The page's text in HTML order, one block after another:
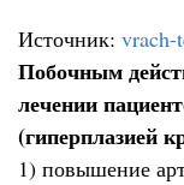
Источник: vrach-
Побочным
лечении
(гиперплазией
1) повышение